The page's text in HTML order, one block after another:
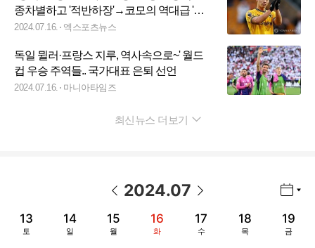
종차별하고 '적반하장'→코모의 역대급 '황
당 성명'
2024.07.16. 엑스포츠뉴스
독일 뮐러·프랑스 지루, 역사속으로~' 월드
컵 우승 주역들.. 국가대표 은퇴 선언
2024.07.16. 마니아타임즈
최신뉴스 더보기
2024.07
13
토
14
일
15
월
16
화
17
수
18
목
19
금